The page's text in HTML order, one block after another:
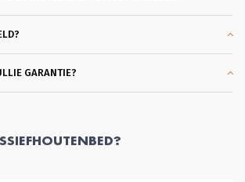
hulp en vriendelijkheid
eentje die ik
bedrijf!
GARANTIE?